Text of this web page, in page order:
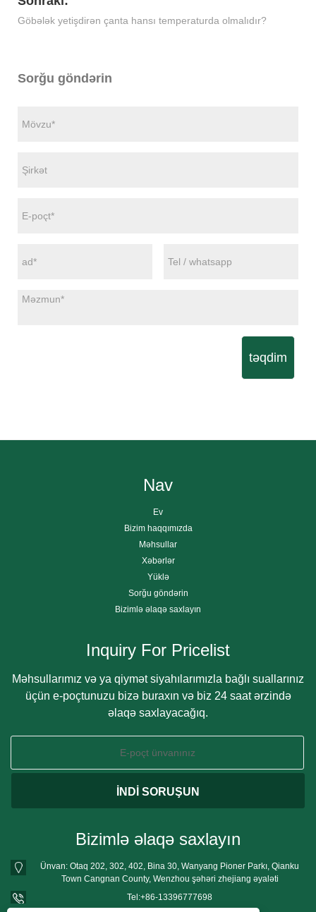
Göbələk yetişdirən çanta hansı temperaturda olmalıdır?
Sorğu göndərin
təqdim
Nav
Ev
Bizim haqqımızda
Məhsullar
Xəbərlər
Yüklə
Sorğu göndərin
Bizimlə əlaqə saxlayın
Inquiry For Pricelist
Məhsullarımız və ya qiymət siyahılarımızla bağlı suallarınız
üçün e-poçtunuzu bizə buraxın və biz 24 saat ərzində
əlaqə saxlayacağıq.
Bizimlə əlaqə saxlayın
Ünvan: Otaq 202, 302, 402, Bina 30, Wanyang Pioner Parkı, Qianku
Town Cangnan County, Wenzhou şəhəri zhejiang əyaləti
Tel:+86-13396777698